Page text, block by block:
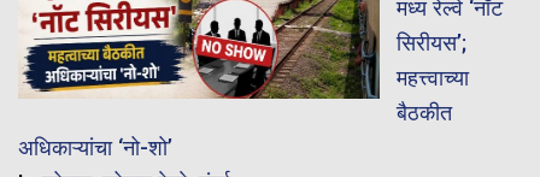
मध्य रेल्वे ‘नॉट
सिरीयस’;
महत्त्वाच्या
बैठकीत
अधिकाऱ्यांचा ‘नो-शो’